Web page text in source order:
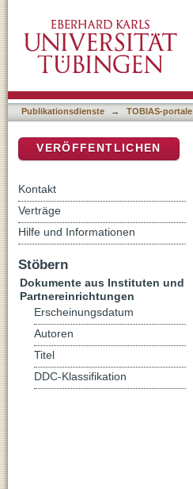
Publikationsdienste → TOBIAS-portale
VERÖFFENTLICHEN
Kontakt
Verträge
Hilfe und Informationen
Stöbern
Dokumente aus Instituten und
Partnereinrichtungen
Erscheinungsdatum
Autoren
Titel
DDC-Klassifikation